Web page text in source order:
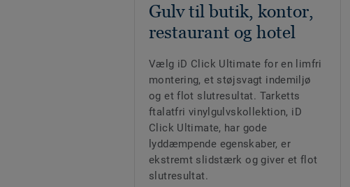
Gulv til butik, kontor,
restaurant og hotel
Vælg iD Click Ultimate for en limfri
montering, et støjsvagt indemiljø
og et flot slutresultat. Tarketts
ftalatfri vinylgulvskollektion, iD
Click Ultimate, har gode
lyddæmpende egenskaber, er
ekstremt slidstærk og giver et flot
slutresultat.